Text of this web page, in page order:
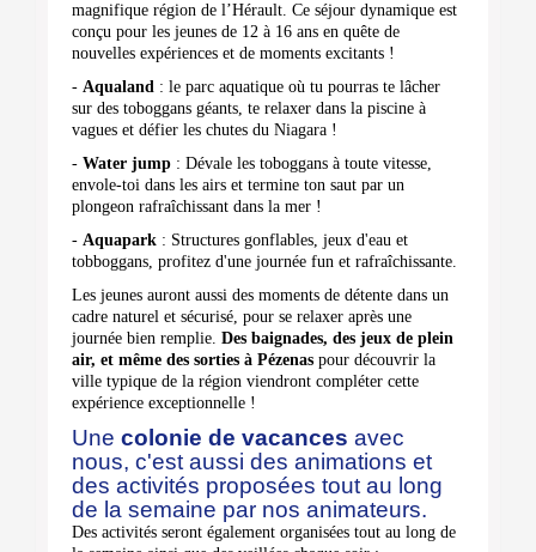
magnifique région de l’Hérault. Ce séjour dynamique est
conçu pour les jeunes de 12 à 16 ans en quête de
nouvelles expériences et de moments excitants !
- Aqualand : le parc aquatique où tu pourras te lâcher
sur des toboggans géants, te relaxer dans la piscine à
vagues et défier les chutes du Niagara !
- Water jump : Dévale les toboggans à toute vitesse,
envole-toi dans les airs et termine ton saut par un
plongeon rafraîchissant dans la mer !
- Aquapark : Structures gonflables, jeux d'eau et
tobboggans, profitez d'une journée fun et rafraîchissante.
Les jeunes auront aussi des moments de détente dans un
cadre naturel et sécurisé, pour se relaxer après une
journée bien remplie. Des baignades, des jeux de plein
air, et même des sorties à Pézenas pour découvrir la
ville typique de la région viendront compléter cette
expérience exceptionnelle !
Une colonie de vacances avec
nous, c'est aussi des animations et
des activités proposées tout au long
de la semaine par nos animateurs.
Des activités seront également organisées tout au long de